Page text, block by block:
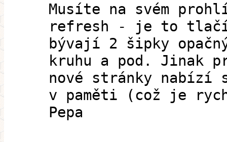
Musíte na svém
refresh - je to
bývají 2 šipky
kruhu a pod. Jinak
nové stránky nabízí
v paměti (což je
Pepa